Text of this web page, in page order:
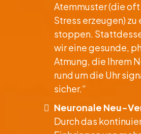
Atemmuster (die
Stress erzeugen) zu
stoppen.
wir eine gesunde,
Atmung, die Ihrem
rund um die Uhr
sicher.“
Neuronale Neu-
Durch das